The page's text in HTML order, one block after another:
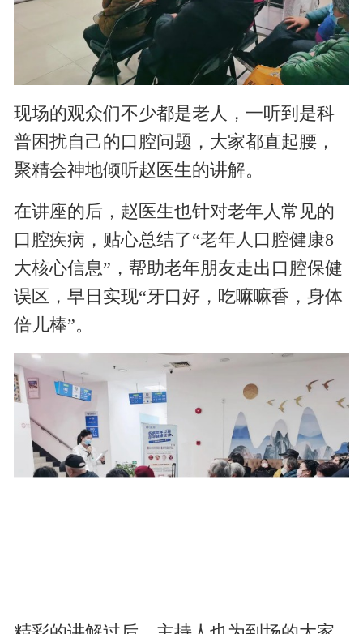
现场的观众们不少都是老人，一听到是科
普困扰自己的口腔问题，大家都直起腰，
聚精会神地倾听赵医生的讲解。
在讲座的后，赵医生也针对老年人常见的
口腔疾病，贴心总结了“老年人口腔健康8
大核心信息”，帮助老年朋友走出口腔保健
误区，早日实现“牙口好，吃嘛嘛香，身体
倍儿棒”。